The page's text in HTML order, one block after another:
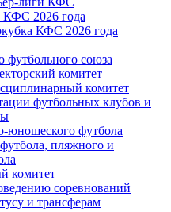
КФС 2026 года
КФС 2026 года
союза
комитет
комитет
футбольных клубов и
юношеского футбола
пляжного и
комитет
соревнований
и трансферам